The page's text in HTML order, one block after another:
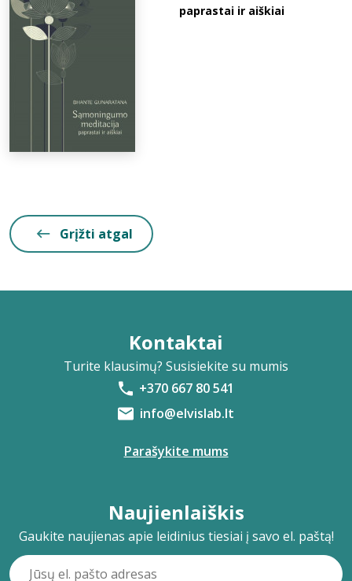
+370 667 80 541
paprastai ir aiškiai
Grįžti atgal
Kontaktai
Turite klausimų? Susisiekite su mumis
+370 667 80 541
info@elvislab.lt
Parašykite mums
Naujienlaiškis
Gaukite naujienas apie leidinius tiesiai į savo el. paštą!